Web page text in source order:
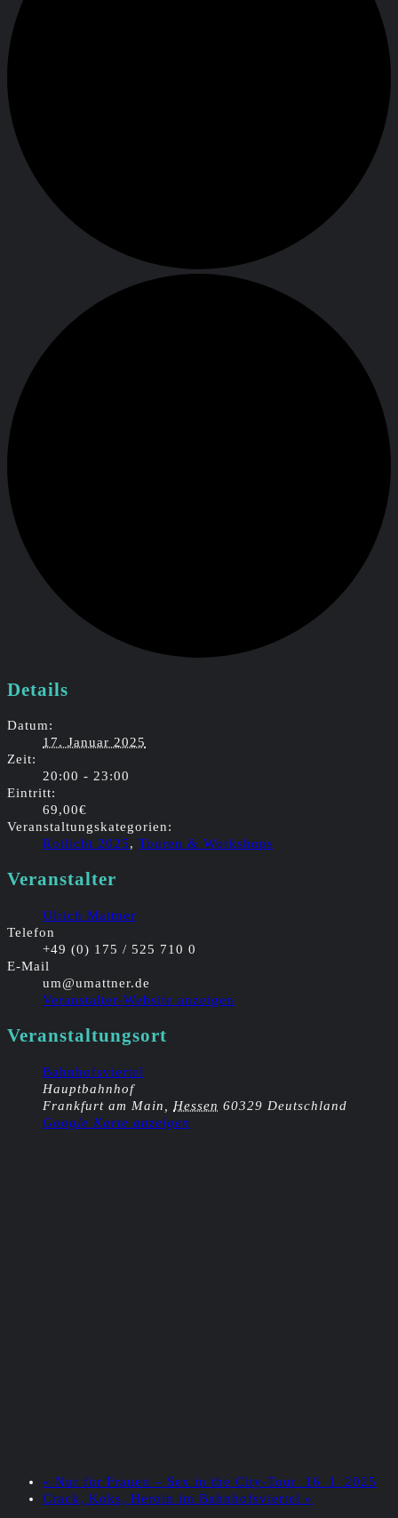
Details
Datum:
17. Januar 2025
Zeit:
20:00 - 23:00
Eintritt:
69,00€
Veranstaltungskategorien:
Rotlicht 2025, Touren & Workshops
Veranstalter
Ulrich Mattner
Telefon
+49 (0) 175 / 525 710 0
E-Mail
um@umattner.de
Veranstalter-Website anzeigen
Veranstaltungsort
Bahnhofsviertel
Hauptbahnhof
Frankfurt am Main
Hessen 60329 Deutschland
Google Karte anzeigen
« Nur für Frauen – Sex in the City-Tour_16_1_2025
Crack, Koks, Heroin im Bahnhofsviertel »